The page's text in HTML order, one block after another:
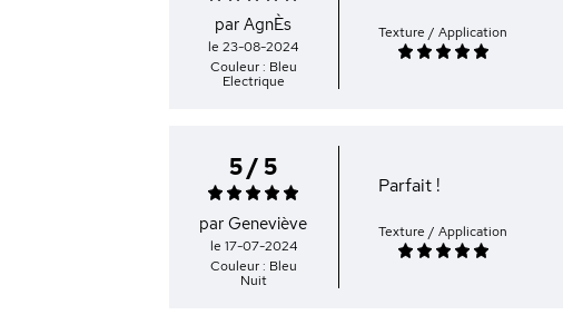
par AgnÈs
le 23-08-2024
Couleur : Bleu
Electrique
Texture / Application
5 / 5
par Geneviève
le 17-07-2024
Couleur : Bleu
Nuit
Parfait !
Texture / Application